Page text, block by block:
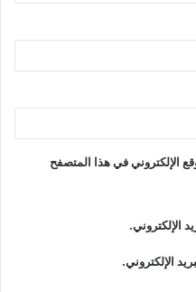
الإلكتروني في هذا المتصفح
الإلكتروني.
الإلكتروني.